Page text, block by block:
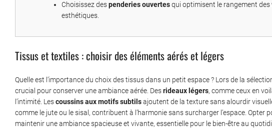
Choisissez despenderies ouvertesqui optimisent le rangement
esthétiques.
Tissus et textiles : choisir des éléments aérés et légers
Quelle est l’importance du choix des tissus dans un petit espace ? Lors de la
crucial pour conserver une ambiance aérée. Desrideaux légers, comme ceux en
l’intimité. Lescoussins aux motifs subtilsajoutent de la texture sans alourdir
comme le jute ou le sisal, contribuent à l’harmonie sans surcharger l’espace. Opter
maintenir une ambiance spacieuse et vivante, essentielle pour le bien-être au